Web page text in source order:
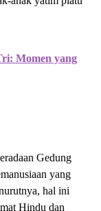
Momen yang
Gedung
yang
hal ini
Hindu dan